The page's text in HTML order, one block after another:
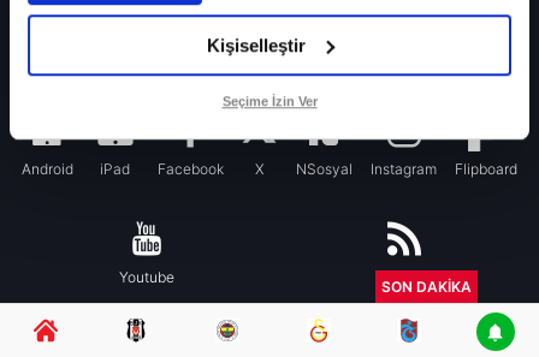
Kişiselleştir
Seçime İzin Ver
Fenerbahçe’nin yeni transferi Mason Greenwood için olay sözler!
Galatasaray’da rota yeniden Thiago Almada!
Android iPad Facebook X NSosyal Instagram Flipboard
Youtube RSS
SON DAKİKA